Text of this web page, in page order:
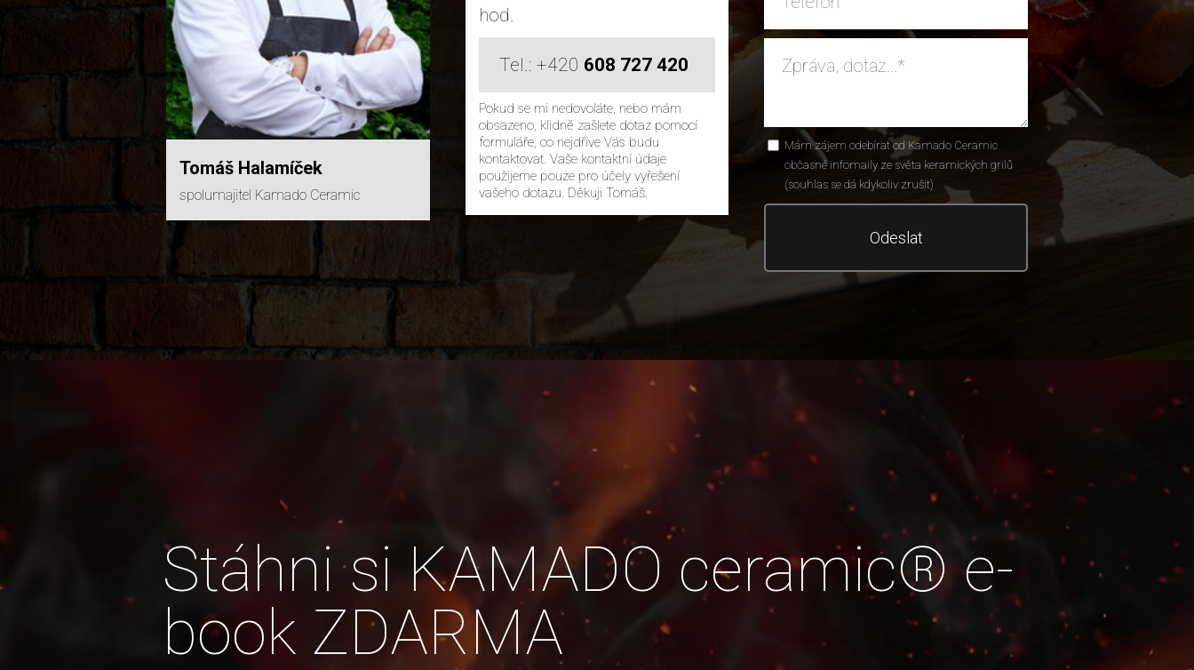
Tomáš Halamíček
spolumajitel Kamado Ceramic
hod.
Tel.: +420 608 727 420
Pokud se mi nedovoláte, nebo mám
obsazeno, klidně zašlete dotaz pomocí
formuláře, co nejdříve Vás budu
kontaktovat. Vaše kontaktní údaje
použijeme pouze pro účely vyřešení
vašeho dotazu. Děkuji Tomáš.
Mám zájem odebírat od Kamado Ceramic
občasné infomaily ze světa keramických grilů
(souhlas se dá kdykoliv zrušit)
Odeslat
Stáhni si KAMADO ceramic® e-
book ZDARMA